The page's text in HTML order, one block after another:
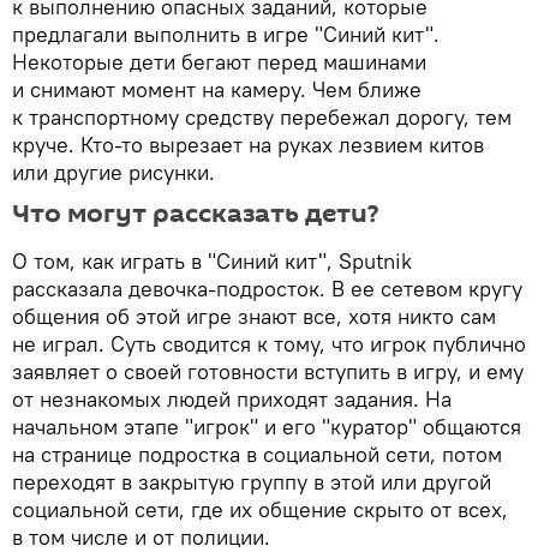
к выполнению опасных заданий, которые
предлагали выполнить в игре "Синий кит".
Некоторые дети бегают перед машинами
и снимают момент на камеру. Чем ближе
к транспортному средству перебежал дорогу, тем
круче. Кто-то вырезает на руках лезвием китов
или другие рисунки.
Что могут рассказать дети?
О том, как играть в "Синий кит", Sputnik
рассказала девочка-подросток. В ее сетевом кругу
общения об этой игре знают все, хотя никто сам
не играл. Суть сводится к тому, что игрок публично
заявляет о своей готовности вступить в игру, и ему
от незнакомых людей приходят задания. На
начальном этапе "игрок" и его "куратор" общаются
на странице подростка в социальной сети, потом
переходят в закрытую группу в этой или другой
социальной сети, где их общение скрыто от всех,
в том числе и от полиции.